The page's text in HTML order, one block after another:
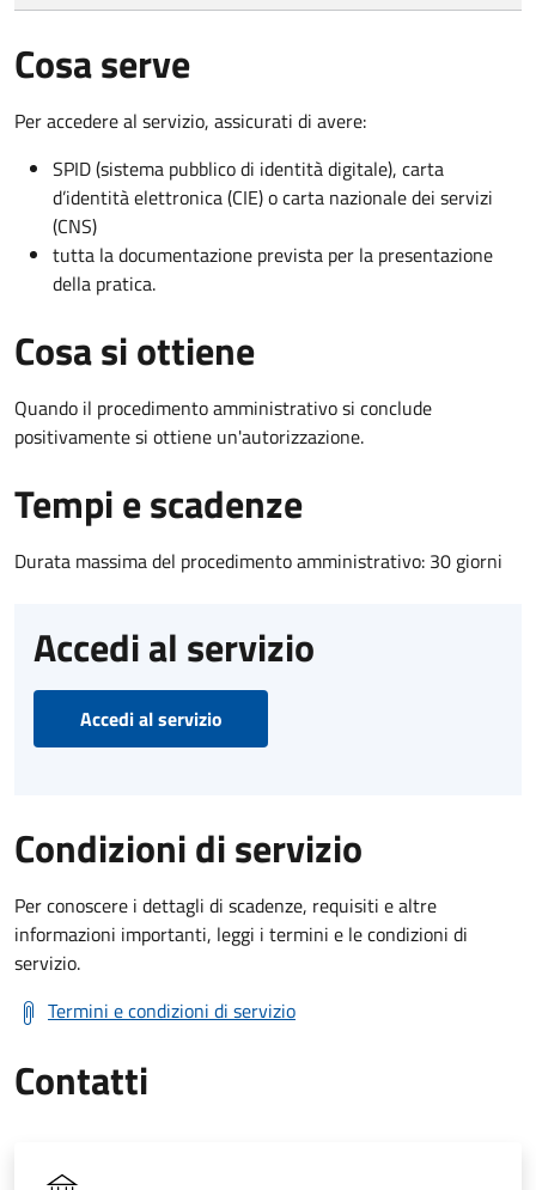
Cosa serve
Per accedere al servizio, assicurati di avere:
SPID (sistema pubblico di identità digitale), carta
d’identità elettronica (CIE) o carta nazionale dei servizi
(CNS)
tutta la documentazione prevista per la presentazione
della pratica.
Cosa si ottiene
Quando il procedimento amministrativo si conclude
positivamente si ottiene un'autorizzazione.
Tempi e scadenze
Durata massima del procedimento amministrativo: 30 giorni
Accedi al servizio
Accedi al servizio
Condizioni di servizio
Per conoscere i dettagli di scadenze, requisiti e altre
informazioni importanti, leggi i termini e le condizioni di
servizio.
Termini e condizioni di servizio
Contatti